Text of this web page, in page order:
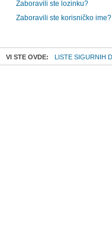
Zaboravili ste lozinku?
Zaboravili ste korisničko ime?
VI STE OVDE: LISTE SIGURNIH